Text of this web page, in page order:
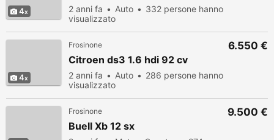
4 2 anni fa Auto
332 persone hanno
visualizzato
4
Frosinone
Citroen ds3 1.6 hdi 92 cv
2 anni fa Auto
286 persone hanno
visualizzato
6.550 €
Frosinone
Buell Xb 12 sx
9.500 €